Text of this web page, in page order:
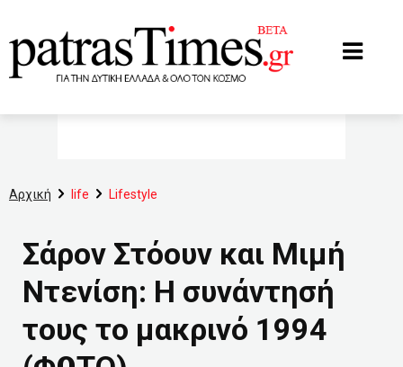
Αρχική life Lifestyle
Σάρον Στόουν και Μιμή
Ντενίση: Η συνάντησή
τους το μακρινό 1994